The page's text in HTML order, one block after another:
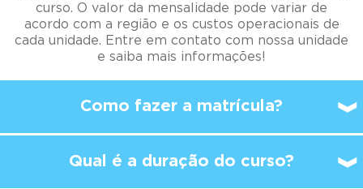
curso. O valor da mensalidade pode variar de
acordo com a região e os custos operacionais de
cada unidade. Entre em contato com nossa unidade
e saiba mais informações!
Como fazer a matrícula?
Qual é a duração do curso?